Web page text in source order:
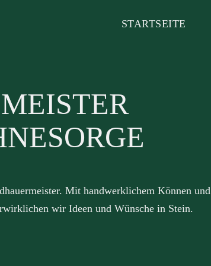
STARTSEITE
Mit handwerklichem Können und
wir Ideen und Wünsche in Stein.